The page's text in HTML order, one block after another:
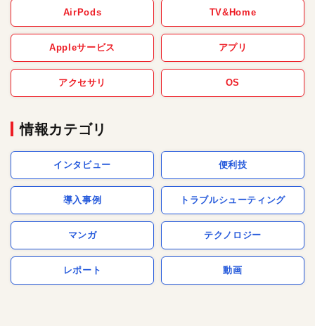
AirPods TV&Home
Appleサービス アプリ
アクセサリ OS
情報カテゴリ
インタビュー 便利技
導入事例 トラブルシューティング
マンガ テクノロジー
レポート 動画